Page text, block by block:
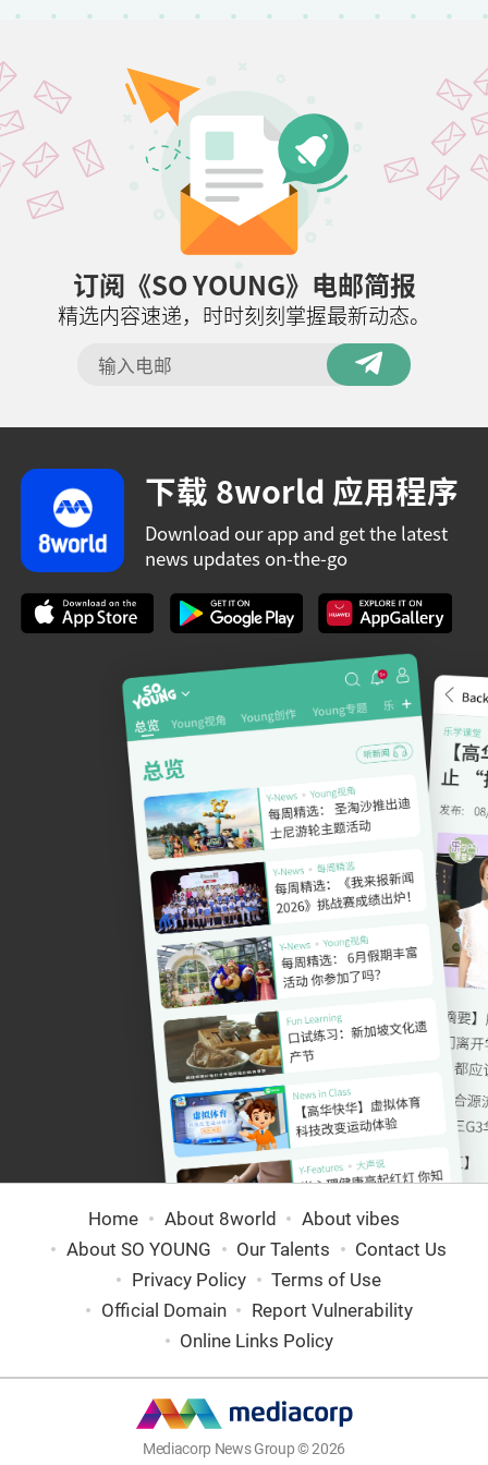
订阅《SO YOUNG》电邮简报
精选内容速递，时时刻刻掌握最新动态。
下载 8world 应用程序
Download our app and get the latest
news updates on-the-go
Home About 8world
About vibes
About SO YOUNG
Our Talents
Contact Us
Privacy Policy
Terms of Use
Official Domain
Report Vulnerability
Online Links Policy
Mediacorp News Group © 2026